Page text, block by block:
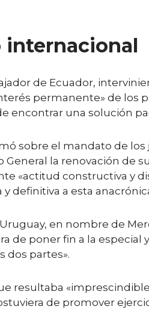
internacional
de Ecuador,
permanente» de los
encontrar una solución
sobre el mandato de
General la renovación de
«actitud constructiva y
definitiva a esta
en nombre de
de poner fin a la
dos partes».
resultaba
de promover